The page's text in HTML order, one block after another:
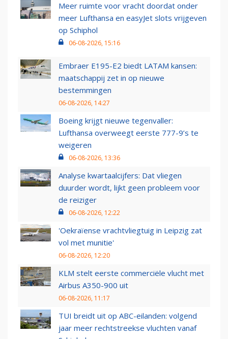
Meer ruimte voor vracht doordat onder
meer Lufthansa en easyJet slots vrijgeven
op Schiphol
06-08-2026, 15:16
Embraer E195-E2 biedt LATAM kansen:
maatschappij zet in op nieuwe
bestemmingen
06-08-2026, 14:27
Boeing krijgt nieuwe tegenvaller:
Lufthansa overweegt eerste 777-9’s te
weigeren
06-08-2026, 13:36
Analyse kwartaalcijfers: Dat vliegen
duurder wordt, lijkt geen probleem voor
de reiziger
06-08-2026, 12:22
'Oekraïense vrachtvliegtuig in Leipzig zat
vol met munitie'
06-08-2026, 12:20
KLM stelt eerste commerciële vlucht met
Airbus A350-900 uit
06-08-2026, 11:17
TUI breidt uit op ABC-eilanden: volgend
jaar meer rechtstreekse vluchten vanaf